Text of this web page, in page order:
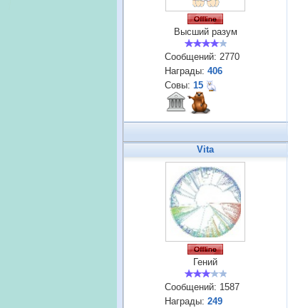
Высший разум
Сообщений: 2770
Награды: 406
Совы: 15
Vita
Гений
Сообщений: 1587
Награды: 249